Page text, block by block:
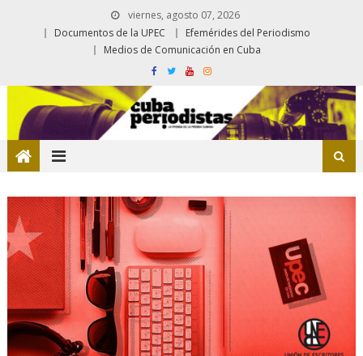
viernes, agosto 07, 2026
Documentos de la UPEC
Efemérides del Periodismo
Medios de Comunicación en Cuba